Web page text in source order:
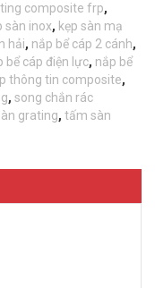
composite frp,
sàn inox, kẹp sàn mạ
hải, nắp bể cáp 2 cánh,
bể cáp điện lực, nắp bể
thông tin composite,
, song chắn rác
grating, tấm sàn